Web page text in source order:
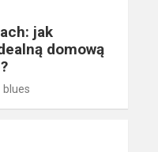
jak
domową
blues